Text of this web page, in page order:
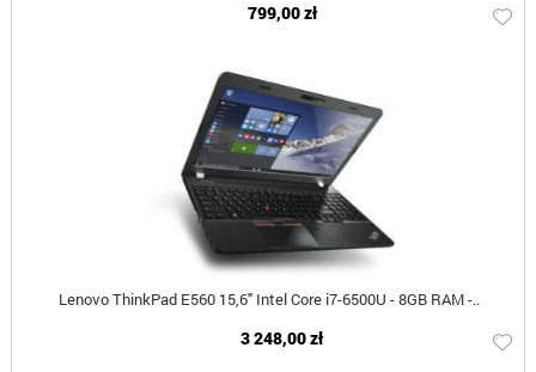
799,00 zł
Lenovo ThinkPad E560 15,6" Intel Core i7-6500U - 8GB RAM -..
3 248,00 zł